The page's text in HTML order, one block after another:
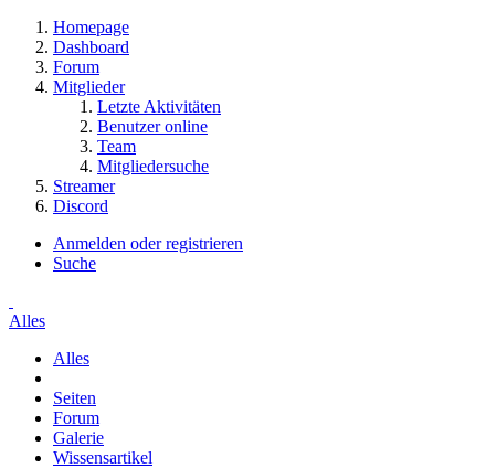
Homepage
Dashboard
Forum
Mitglieder
Letzte Aktivitäten
Benutzer online
Team
Mitgliedersuche
Streamer
Discord
Anmelden oder registrieren
Suche
Alles
Alles
Seiten
Forum
Galerie
Wissensartikel